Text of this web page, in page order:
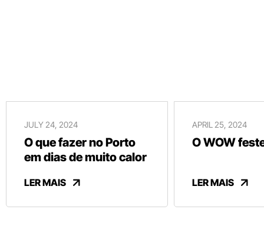
JULY 24, 2024
O que fazer no Porto
em dias de muito calor
LER MAIS
APRIL 25, 2024
O WOW
LER MAIS